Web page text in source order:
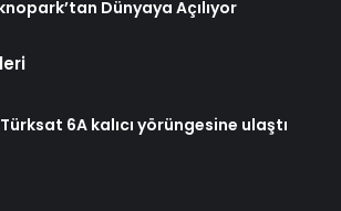
Dünyaya Açılıyor
Türksat 6A kalıcı yörüngesine ulaştı